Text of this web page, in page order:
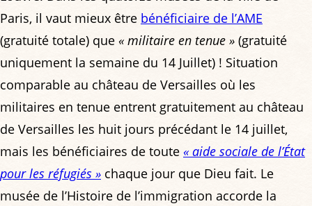
Paris, il vaut mieux être bénéficiaire de l’AME
(gratuité totale) que « militaire en tenue » (gratuité
uniquement la semaine du 14 Juillet) ! Situation
comparable au château de Versailles où les
militaires en tenue entrent gratuitement au château
de Versailles les huit jours précédant le 14 juillet,
mais les bénéficiaires de toute « aide sociale de l’État
pour les réfugiés » chaque jour que Dieu fait. Le
musée de l’Histoire de l’immigration accorde la